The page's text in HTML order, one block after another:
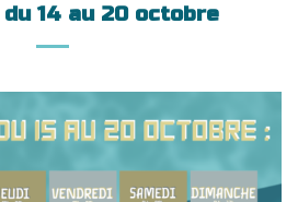
14 au 20 octobre